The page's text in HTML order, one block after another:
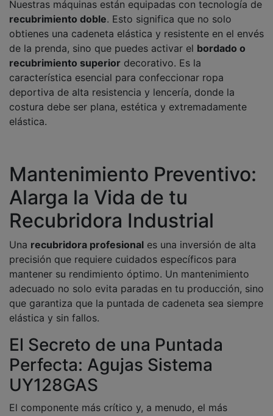
Nuestras máquinas están equipadas con tecnología de
recubrimiento doble. Esto significa que no solo
obtienes una cadeneta elástica y resistente en el envés
de la prenda, sino que puedes activar el bordado o
recubrimiento superior decorativo. Es la
característica esencial para confeccionar ropa
deportiva de alta resistencia y lencería, donde la
costura debe ser plana, estética y extremadamente
elástica.
Mantenimiento Preventivo:
Alarga la Vida de tu
Recubridora Industrial
Una recubridora profesional es una inversión de alta
precisión que requiere cuidados específicos para
mantener su rendimiento óptimo. Un mantenimiento
adecuado no solo evita paradas en tu producción, sino
que garantiza que la puntada de cadeneta sea siempre
elástica y sin fallos.
El Secreto de una Puntada
Perfecta: Agujas Sistema
UY128GAS
El componente más crítico y, a menudo, el más